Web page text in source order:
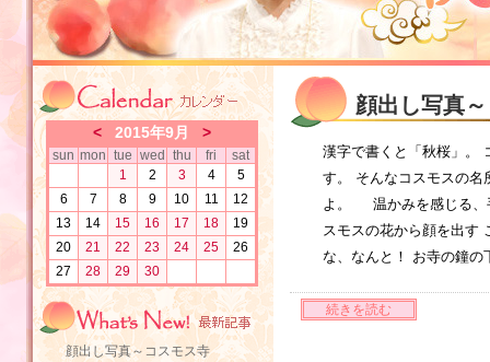
顔出し写真
漢字で書くと「秋桜」。
す。 そんなコスモスの名
よ。 温かみを感じる、
スモスの花から顔を出
な、なんと！ お寺の鐘
続きを読む
< 2015年9月 >
sun mon tue wed thu fri
sat
1
2 3 4
5
6
7 8 9 10 11
12
13
14 15 16 17 18
19
20
21 22 23 24 25
26
27
28 29 30
顔出し写真～コスモス寺